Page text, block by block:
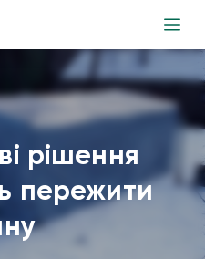
рішення
пережити